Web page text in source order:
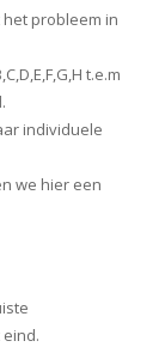
het probleem in
t.e.m
individuele
we hier een